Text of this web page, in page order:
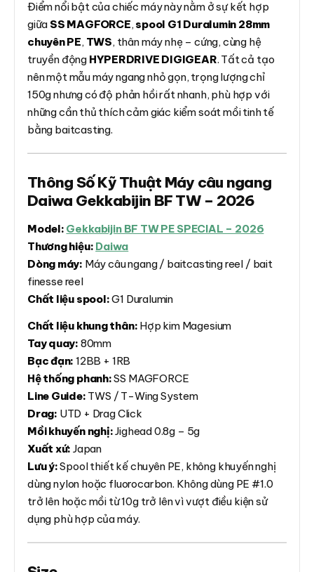
Điểm nổi bật của chiếc máy này nằm ở sự kết hợp
giữa SS MAGFORCE, spool G1 Duralumin 28mm
chuyên PE, TWS, thân máy nhẹ – cứng, cùng hệ
truyền động HYPERDRIVE DIGIGEAR. Tất cả tạo
nên một mẫu máy ngang nhỏ gọn, trọng lượng chỉ
150g nhưng có độ phản hồi rất nhanh, phù hợp với
những cần thủ thích cảm giác kiểm soát mồi tinh tế
bằng baitcasting.
Thông Số Kỹ Thuật Máy câu ngang
Daiwa Gekkabijin BF TW – 2026
Model: Gekkabijin BF TW PE SPECIAL – 2026
Thương hiệu: Daiwa
Dòng máy: Máy câu ngang / baitcasting reel / bait
finesse reel
Chất liệu spool:G1 Duralumin
Chất liệu khung thân: Hợp kim Magesium
Tay quay: 80mm
Bạc đạn: 12BB + 1RB
Hệ thống phanh:SS MAGFORCE
Line Guide: TWS / T-Wing System
Drag: UTD + Drag Click
Mồi khuyến nghị:Jighead 0.8g – 5g
Xuất xứ: Japan
Lưu ý:Spool thiết kế chuyên PE, không khuyến nghị
dùng nylon hoặc fluorocarbon. Không dùng PE #1.0
trở lên hoặc mồi từ 10g trở lên vì vượt điều kiện sử
dụng phù hợp của máy.